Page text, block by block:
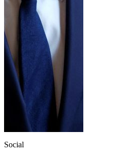
Social